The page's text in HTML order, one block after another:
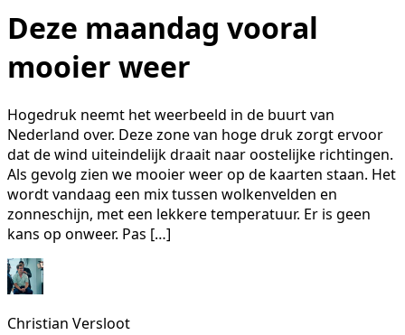
Deze maandag vooral
mooier weer
Hogedruk neemt het weerbeeld in de buurt van
Nederland over. Deze zone van hoge druk zorgt ervoor
dat de wind uiteindelijk draait naar oostelijke richtingen.
Als gevolg zien we mooier weer op de kaarten staan. Het
wordt vandaag een mix tussen wolkenvelden en
zonneschijn, met een lekkere temperatuur. Er is geen
kans op onweer. Pas […]
Christian Versloot